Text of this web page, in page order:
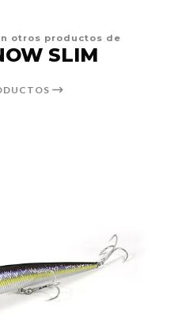
otros productos de
SLIM